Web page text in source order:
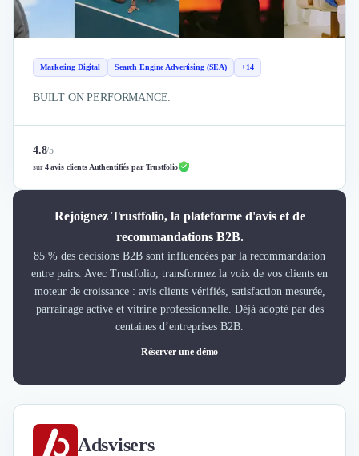
Marketing Digital Search Engine Advertising (SEA) +14
BUILT ON PERFORMANCE.
4.8/5
sur4 avis clients Authentifiés par Trustfolio
Rejoignez Trustfolio, la plateforme d'avis et de
recommandations B2B.
85 % des décisions B2B sont influencées par la recommandation
entre pairs. Avec Trustfolio, transformez la voix de vos clients en
moteur de croissance : avis clients vérifiés, satisfaction mesurée,
parrainage activé et vitrine professionnelle. Déjà adopté par des
centaines d’entreprises B2B.
Réserver une démo
Adsvisers